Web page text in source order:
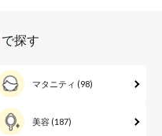
で探す
マタニティ (98)
美容 (187)